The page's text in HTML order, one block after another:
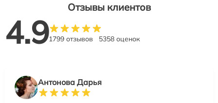
Отзывы клиентов
4.91799 отзывов 5358 оценок
Антонова Дарья